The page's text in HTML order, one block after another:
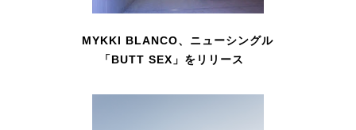
MYKKI BLANCO、ニューシングル
「BUTT SEX」をリリース